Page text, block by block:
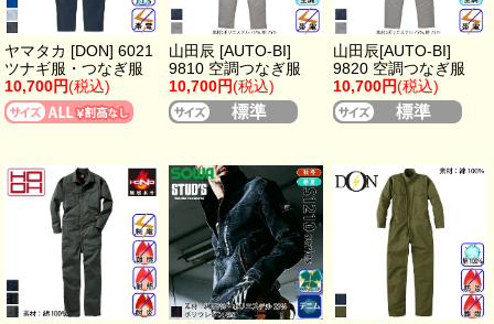
ヤマタカ [DON] 6021
ツナギ服・つなぎ服
10,700円(税込)
山田辰 [AUTO-BI]
9810 空調つなぎ服
10,700円(税込)
山田辰[AUTO-BI]
9820 空調つなぎ服
10,700円(税込)